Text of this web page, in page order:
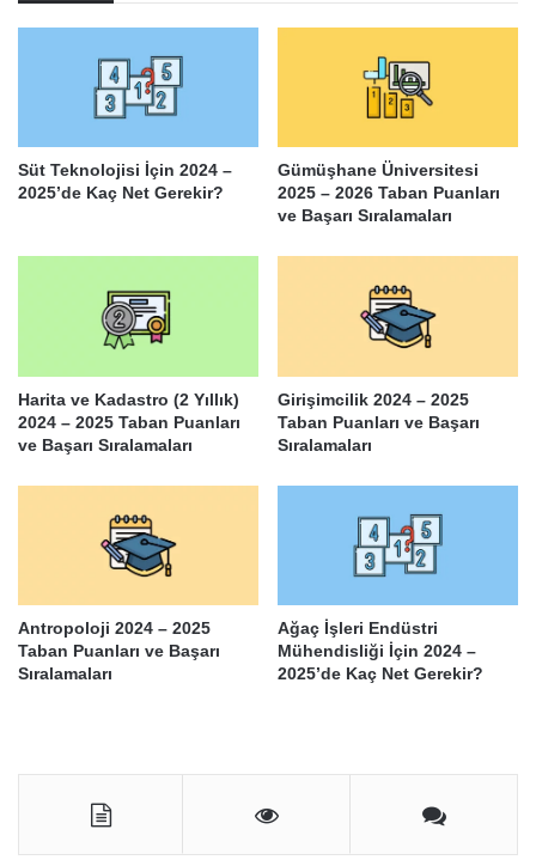
Süt Teknolojisi İçin 2024 –
2025’de Kaç Net Gerekir?
Gümüşhane Üniversitesi
2025 – 2026 Taban Puanları
ve Başarı Sıralamaları
Harita ve Kadastro (2 Yıllık)
2024 – 2025 Taban Puanları
ve Başarı Sıralamaları
Girişimcilik 2024 – 2025
Taban Puanları ve Başarı
Sıralamaları
Antropoloji 2024 – 2025
Taban Puanları ve Başarı
Sıralamaları
Ağaç İşleri Endüstri
Mühendisliği İçin 2024 –
2025’de Kaç Net Gerekir?